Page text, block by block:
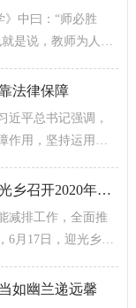
》中曰：“师必胜
是说，教师为人师
法律保障
近平总书记强调，
作用，坚持运用法
务。《民法典》...
年公共机构节能减排工作推进会
减排工作，全面推
月17日，迎光乡召
加会议。 ...
如幽兰递远馨